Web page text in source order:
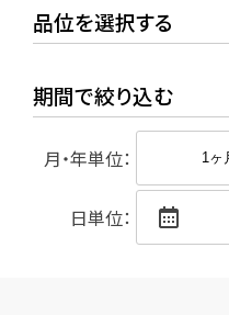
品位を選択する
期間で絞り込む
月・年単位： 1ヶ
日単位：